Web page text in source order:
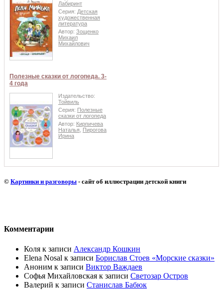
Лабиринт
Серия: Детская
художественная
литература
Автор: Зощенко
Михаил
Михайлович
Полезные сказки от логопеда. 3-
4 года
Издательство:
Тойвиль
Серия: Полезные
сказки от логопеда
Автор: Кирпичева
Наталья, Пирогова
Ирина
© Картинки и разговоры - сайт об иллюстрации детской книги
Комментарии
Коля к записи Александр Кошкин
Elena Nosal к записи Борислав Стоев «Морские сказки»
Аноним к записи Виктор Важдаев
Софья Михайловская к записи Светозар Остров
Валерий к записи Станислав Бабюк